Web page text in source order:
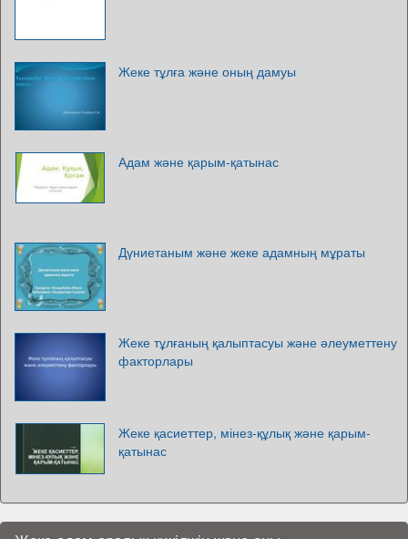
Жеке тұлға және оның дамуы
Адам және қарым-қатынас
Дүниетаным және жеке адамның мұраты
Жеке тұлғаның қалыптасуы және әлеуметтену
факторлары
Жеке қасиеттер, мінез-құлық және қарым-
қатынас